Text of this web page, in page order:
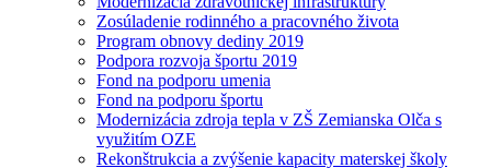
Zosúladenie rodinného a pracovného života
Program obnovy dediny 2019
Podpora rozvoja športu 2019
Fond na podporu umenia
Fond na podporu športu
Modernizácia zdroja tepla v ZŠ Zemianska Olča s
využitím OZE
Rekonštrukcia a zvýšenie kapacity materskej školy